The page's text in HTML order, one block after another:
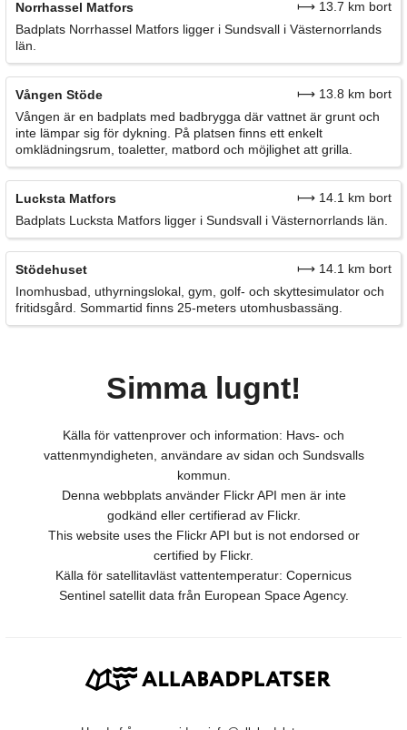
Norrhassel Matfors
⟼ 13.7 km bort
Badplats Norrhassel Matfors ligger i Sundsvall i Västernorrlands
län.
Vången Stöde
⟼ 13.8 km bort
Vången är en badplats med badbrygga där vattnet är grunt och
inte lämpar sig för dykning. På platsen finns ett enkelt
omklädningsrum, toaletter, matbord och möjlighet att grilla.
Lucksta Matfors
⟼ 14.1 km bort
Badplats Lucksta Matfors ligger i Sundsvall i Västernorrlands län.
Stödehuset
⟼ 14.1 km bort
Inomhusbad, uthyrningslokal, gym, golf- och skyttesimulator och
fritidsgård. Sommartid finns 25-meters utomhusbassäng.
Simma lugnt!
Källa för vattenprover och information: Havs- och
vattenmyndigheten, användare av sidan och Sundsvalls
kommun.
Denna webbplats använder Flickr API men är inte
godkänd eller certifierad av Flickr.
This website uses the Flickr API but is not endorsed or
certified by Flickr.
Källa för satellitavläst vattentemperatur: Copernicus
Sentinel satellit data från European Space Agency.